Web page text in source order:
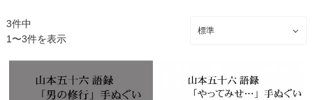
3件中
1〜3件を表示